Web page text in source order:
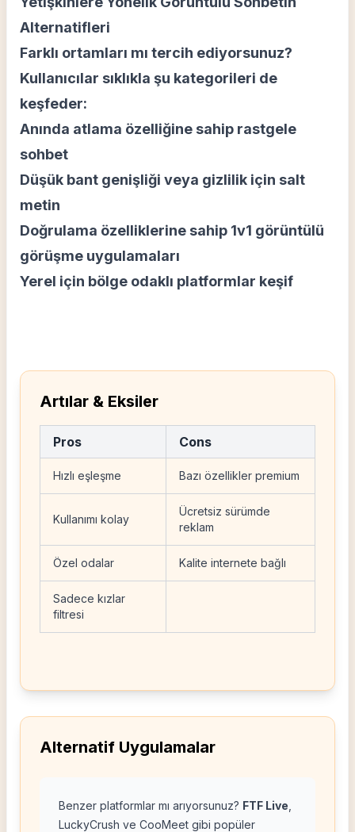
Alternatifleri
Farklı ortamları mı tercih ediyorsunuz?
Kullanıcılar sıklıkla şu kategorileri de
keşfeder:
Anında atlama özelliğine sahip rastgele
sohbet
Düşük bant genişliği veya gizlilik için salt
metin
Doğrulama özelliklerine sahip 1v1 görüntülü
görüşme uygulamaları
Yerel için bölge odaklı platformlar keşif
Artılar & Eksiler
Pros Cons
Hızlı eşleşme Bazı özellikler premium
Kullanımı kolay
Ücretsiz sürümde
reklam
Özel odalar Kalite internete bağlı
Sadece kızlar
filtresi
Alternatif Uygulamalar
Benzer platformlar mı arıyorsunuz? FTF Live
LuckyCrush ve CooMeet gibi popüler